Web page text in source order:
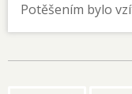
Potěšením bylo